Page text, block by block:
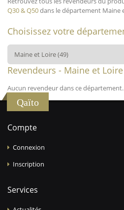
Q30 & Q50dans le département Maine
Choisissez votre
Revendeurs - Maine et
Aucun revendeur dans ce département.
Qaïto
Compte
Connexion
Inscription
Services